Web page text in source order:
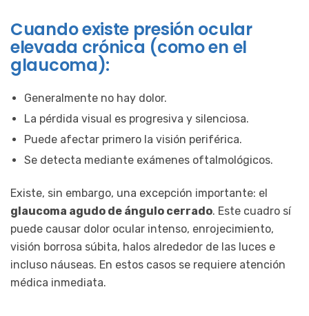
Cuando existe presión ocular
elevada crónica (como en el
glaucoma):
Generalmente no hay dolor.
La pérdida visual es progresiva y silenciosa.
Puede afectar primero la visión periférica.
Se detecta mediante exámenes oftalmológicos.
Existe, sin embargo, una excepción importante: el
glaucoma agudo de ángulo cerrado. Este cuadro sí
puede causar dolor ocular intenso, enrojecimiento,
visión borrosa súbita, halos alrededor de las luces e
incluso náuseas. En estos casos se requiere atención
médica inmediata.